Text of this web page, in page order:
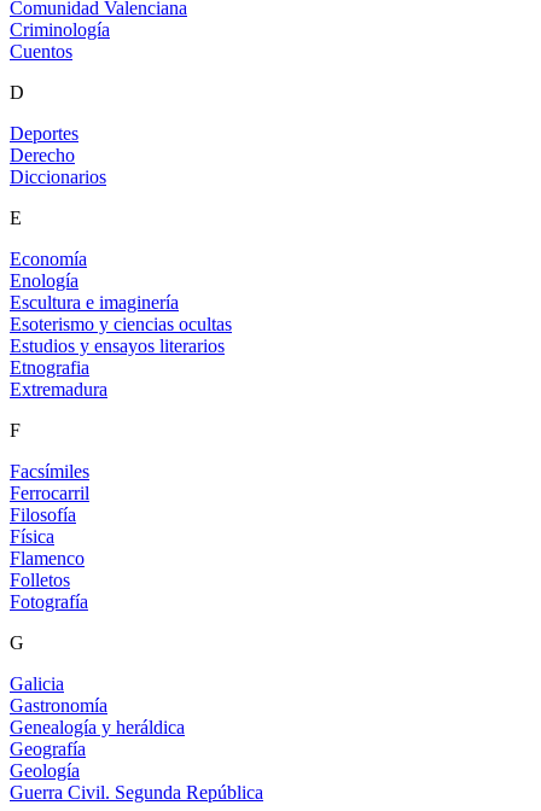
Comunidad Valenciana
Criminología
Cuentos
D
Deportes
Derecho
Diccionarios
E
Economía
Enología
Escultura e imaginería
Esoterismo y ciencias ocultas
Estudios y ensayos literarios
Etnografia
Extremadura
F
Facsímiles
Ferrocarril
Filosofía
Física
Flamenco
Folletos
Fotografía
G
Galicia
Gastronomía
Genealogía y heráldica
Geografía
Geología
Guerra Civil. Segunda República